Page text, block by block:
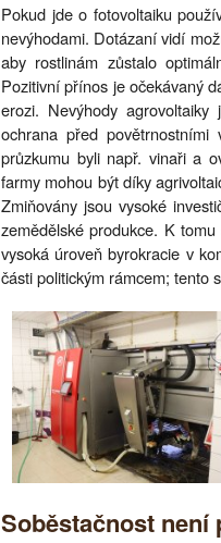
Pokud jde o fotovoltaiku
nevýhodami. Dotázaní vidí
aby rostlinám zůstalo
Pozitivní přínos je očekávaný
erozi. Nevýhody
ochrana před
průzkumu byli např. vinaři a
farmy mohou být díky
Zmiňovány jsou vysoké
zemědělské produkce. K
vysoká úroveň byrokracie v
části politickým rámcem; tento
Soběstačnost není